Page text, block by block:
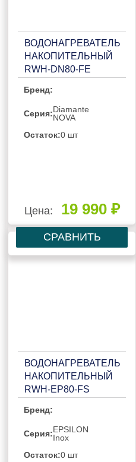
ВОДОНАГРЕВАТЕЛЬ
НАКОПИТЕЛЬНЫЙ
RWH-DN80-FE
Бренд:
Серия:Diamante
NOVA
Остаток:0 шт
Цена: 19 990 ₽
СРАВНИТЬ
ВОДОНАГРЕВАТЕЛЬ
НАКОПИТЕЛЬНЫЙ
RWH-EP80-FS
Бренд:
Серия:EPSILON
Inox
Остаток:0 шт